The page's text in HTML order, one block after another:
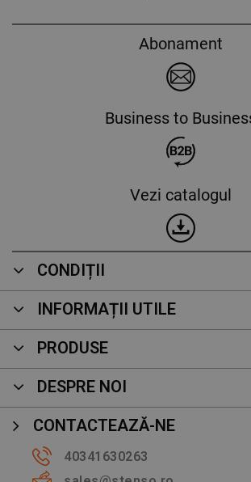
Abonament
Business to
Vezi catalogul
CONDIȚII
INFORMAȚII UTILE
PRODUSE
DESPRE NOI
CONTACTEAZĂ-NE
40341630263